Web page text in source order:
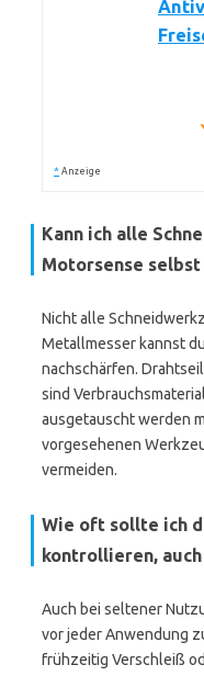
* Anzeige
Kann ich alle
Motorsense selbst
Nicht alle
Metallmesser kannst
nachschärfen.
sind
ausgetauscht werden
vorgesehenen
vermeiden.
Wie oft sollte ich
kontrollieren, auch
Auch bei seltener
vor jeder Anwendung
frühzeitig Verschleiß